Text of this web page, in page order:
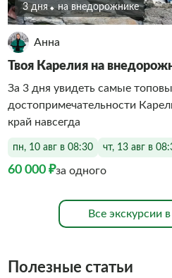
3 дня На внедорожнике
Анна
Твоя Карелия на
За 3 дня увидеть самые
достопримечательности
край навсегда
пн, 10 авг в 08:30 чт, 13 авг в
60 000 ₽за одного
Все экскурсии
Полезные статьи